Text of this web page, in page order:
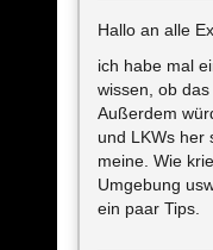
Hallo an alle
ich habe mal
wissen, ob das
Außerdem
und LKWs her
meine. Wie
Umgebung
ein paar Tips.